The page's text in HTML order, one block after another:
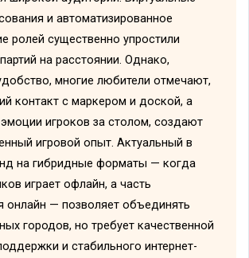
и автоматизированное
ролей существенно упростили
на расстоянии. Однако,
многие любители отмечают,
контакт с маркером и доской, а
игроков за столом, создают
игровой опыт. Актуальный в
на гибридные форматы — когда
играет офлайн, а часть
онлайн — позволяет объединять
городов, но требует качественной
и стабильного интернет-